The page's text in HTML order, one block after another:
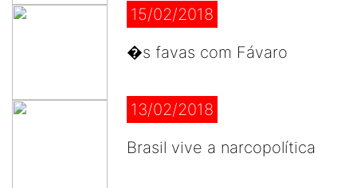
15/02/2018
�s favas com Fávaro
13/02/2018
Brasil vive a narcopolítica